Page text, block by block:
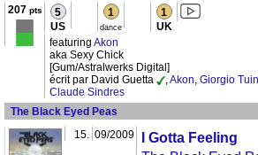
207 pts 5
US
1
dance
1
UK
featuring Akon
aka Sexy Chick
[Gum/Astralwerks Digital]
écrit par David Guetta
,Akon, Giorgio
Claude Sindres
The Black Eyed Peas
15. 09/2009
I Gotta Feeling